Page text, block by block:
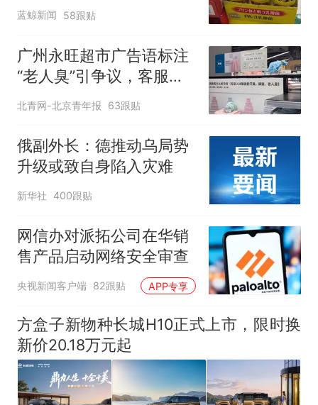
蓝鲸新闻 58跟贴
广州永旺超市广告语标注
“老人臭”引争议，客服回
应
北青网-北京青年报 63跟贴
俄副外长：德推动乌局势
升级或致自身陷入灾难
新华社 400跟贴
网信办对派拓公司在华销
售产品启动网络安全审查
央视新闻客户端 82跟贴 APP专享
方盒子新物种长城H10正式上市，限时换
新价20.18万元起